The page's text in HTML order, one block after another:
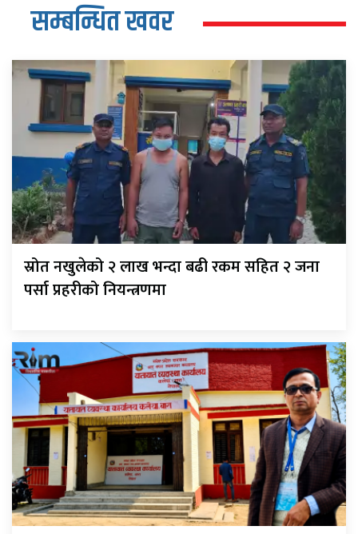
सम्बन्धित खवर
स्रोत नखुलेको २ लाख भन्दा बढी रकम सहित २ जना
पर्सा प्रहरीको नियन्त्रणमा